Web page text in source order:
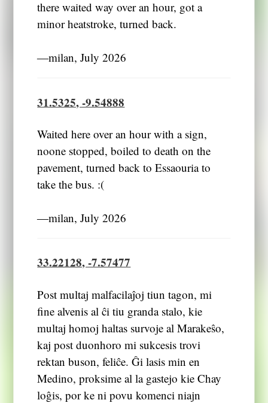
there waited way over an hour, got a
minor heatstroke, turned back.
―milan, July 2026
31.5325, -9.54888
Waited here over an hour with a sign,
noone stopped, boiled to death on the
pavement, turned back to Essaouria to
take the bus. :(
―milan, July 2026
33.22128, -7.57477
Post multaj malfacilaĵoj tiun tagon, mi
fine alvenis al ĉi tiu granda stalo, kie
multaj homoj haltas survoje al Marakeŝo,
kaj post duonhoro mi sukcesis trovi
rektan buson, feliĉe. Ĝi lasis min en
Medino, proksime al la gastejo kie Chay
loĝis, por ke ni povu komenci niajn